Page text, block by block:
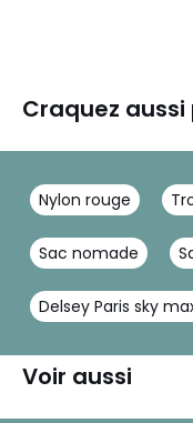
Craquez aussi
Nylon rouge
Sac nomade
Delsey Paris sky
Voir aussi